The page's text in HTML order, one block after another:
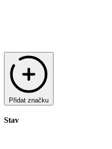
Přidat značku
Stav